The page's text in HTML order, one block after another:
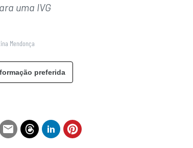
uma IVG
Mendonça
preferida